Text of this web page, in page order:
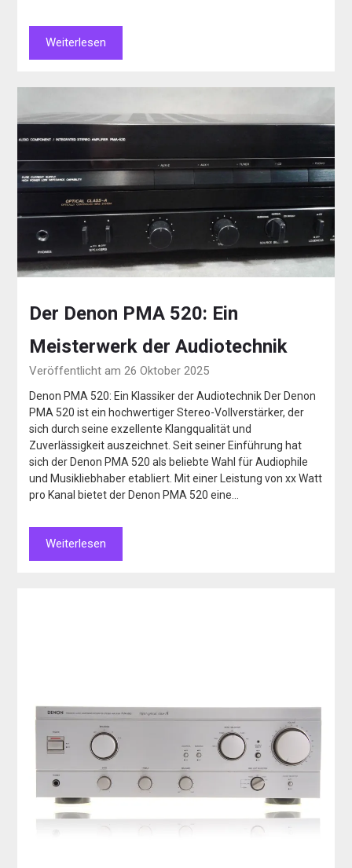
Weiterlesen
Der Denon PMA 520: Ein
Meisterwerk der Audiotechnik
Veröffentlicht am 26 Oktober 2025
Denon PMA 520: Ein Klassiker der Audiotechnik Der Denon
PMA 520 ist ein hochwertiger Stereo-Vollverstärker, der
sich durch seine exzellente Klangqualität und
Zuverlässigkeit auszeichnet. Seit seiner Einführung hat
sich der Denon PMA 520 als beliebte Wahl für Audiophile
und Musikliebhaber etabliert. Mit einer Leistung von xx Watt
pro Kanal bietet der Denon PMA 520 eine…
Weiterlesen